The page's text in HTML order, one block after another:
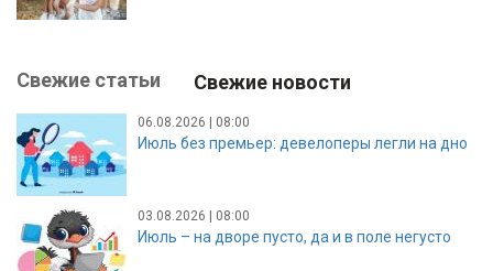
Свежие статьи Свежие новости
06.08.2026 | 08:00
Июль без премьер: девелоперы легли на дно
03.08.2026 | 08:00
Июль – на дворе пусто, да и в поле негусто